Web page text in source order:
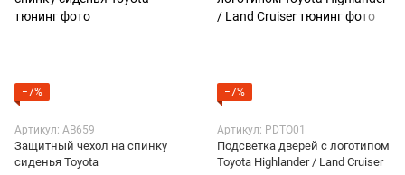
−7%
Артикул: AB659
Защитный чехол на спинку
сиденья Toyota
−7%
Артикул: PDTO01
Подсветка дверей с логотипом
Toyota Highlander / Land Cruiser